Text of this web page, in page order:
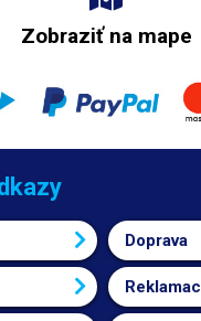
Zobraziť na mape
Doprava